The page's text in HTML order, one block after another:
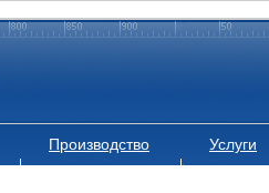
Производство Услуги